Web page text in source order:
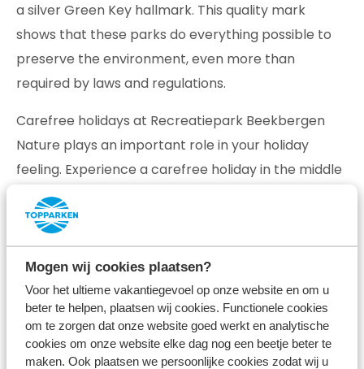
Mogen wij cookies plaatsen?
Voor het ultieme vakantiegevoel op onze website en om u
beter te helpen, plaatsen wij cookies. Functionele cookies
om te zorgen dat onze website goed werkt en analytische
cookies om onze website elke dag nog een beetje beter te
maken. Ook plaatsen we persoonlijke cookies zodat wij u
a silver Green Key hallmark. This quality mark
shows that these parks do everything possible to
preserve the environment, even more than
required by laws and regulations.
Carefree holidays at Recreatiepark Beekbergen
Nature plays an important role in your holiday
feeling. Experience a carefree holiday in the middle
of the Veluwe forests.
On holiday
Meanwhile, we are working hard to get all our parks
Green Key certified.